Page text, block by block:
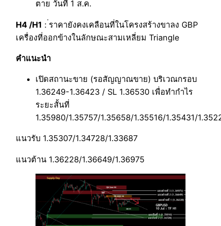
ตาย วันที่ 1 ส.ค.
H4 /H1 : ่ราคายังคงเคลือนที่ในโครงสร้างขาลง GBP
เครื่องที่ออกข้างในลักษณะสามเหลี่ยม Triangle
คำแนะนำ
เปิดสถานะขาย (รอสัญญาณขาย) บริเวณกรอบ
1.36249-1.36423 / SL 1.36530 เพื่อทำกำไร
ระยะสั้นที่
1.35980/1.35757/1.35658/1.35516/1.35431/
แนวรับ 1.35307/1.34728/1.33687
แนวต้าน 1.36228/1.36649/1.36975